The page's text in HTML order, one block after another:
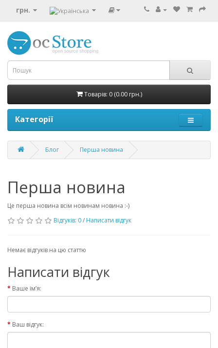
грн.
Товарів: 0 (0.00 грн.)
Категорії
Блог Перша новина
Перша новина
Це перша новина всім новинам новина :-)
Відгуків: 0/ Написати відгук
Немає відгуків на цю статтю
Написати відгук
Ваше ім’я:
Ваш відгук: